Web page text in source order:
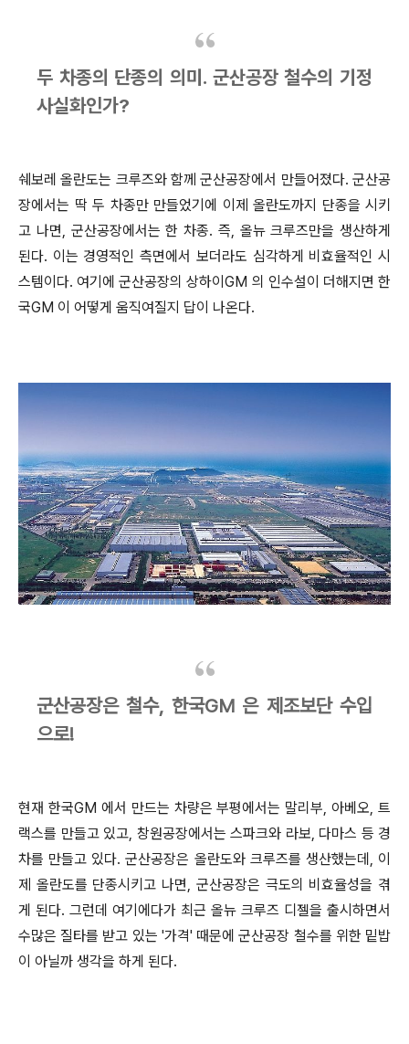
두 차종의 단종의 의미. 군산공장 철수의 기정
사실화인가?
쉐보레 올란도는 크루즈와 함께 군산공장에서 만들어졌다. 군산공
장에서는 딱 두 차종만 만들었기에 이제 올란도까지 단종을 시키
고 나면, 군산공장에서는 한 차종. 즉, 올뉴 크루즈만을 생산하게
된다. 이는 경영적인 측면에서 보더라도 심각하게 비효율적인 시
스템이다. 여기에 군산공장의 상하이GM 의 인수설이 더해지면 한
국GM 이 어떻게 움직여질지 답이 나온다.
군산공장은 철수, 한국GM 은 제조보단 수입
으로!
현재 한국GM 에서 만드는 차량은 부평에서는 말리부, 아베오, 트
랙스를 만들고 있고, 창원공장에서는 스파크와 라보, 다마스 등 경
차를 만들고 있다. 군산공장은 올란도와 크루즈를 생산했는데, 이
제 올란도를 단종시키고 나면, 군산공장은 극도의 비효율성을 겪
게 된다. 그런데 여기에다가 최근 올뉴 크루즈 디젤을 출시하면서
수많은 질타를 받고 있는 '가격' 때문에 군산공장 철수를 위한 밑밥
이 아닐까 생각을 하게 된다.